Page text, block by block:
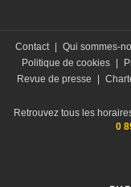
Contact | Qui sommes-
Politique de cookies |
Revue de presse
|
Retrouvez tous les
0